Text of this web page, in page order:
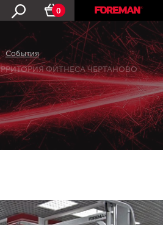
0
События
ФИТНЕСА ЧЕРТАНОВО